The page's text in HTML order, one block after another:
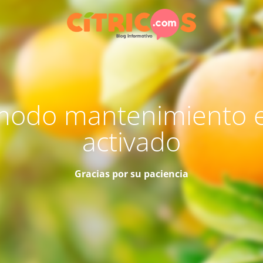
mantenimiento
activado
Gracias por su paciencia